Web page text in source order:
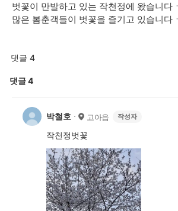
벗꽃이 만발하고 있는 작천정에 왔습니다ㆍ
많은 봄춘객들이 벗꽃을 즐기고 있습니다ㆍ
댓글 4
댓글4
박철호 고아읍 작성자
작천정벗꽃